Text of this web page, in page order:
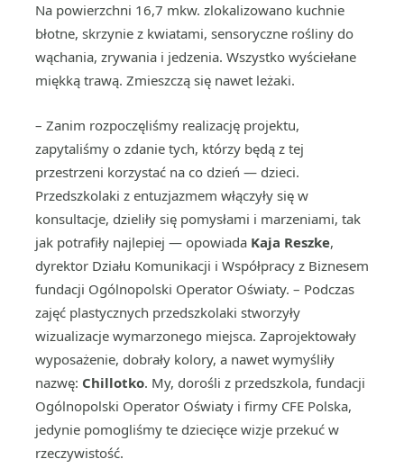
Na powierzchni 16,7 mkw. zlokalizowano kuchnie
błotne, skrzynie z kwiatami, sensoryczne rośliny do
wąchania, zrywania i jedzenia. Wszystko wyściełane
miękką trawą. Zmieszczą się nawet leżaki.
– Zanim rozpoczęliśmy realizację projektu,
zapytaliśmy o zdanie tych, którzy będą z tej
przestrzeni korzystać na co dzień — dzieci.
Przedszkolaki z entuzjazmem włączyły się w
konsultacje, dzieliły się pomysłami i marzeniami, tak
jak potrafiły najlepiej — opowiada Kaja Reszke,
dyrektor Działu Komunikacji i Współpracy z Biznesem
fundacji Ogólnopolski Operator Oświaty. – Podczas
zajęć plastycznych przedszkolaki stworzyły
wizualizacje wymarzonego miejsca. Zaprojektowały
wyposażenie, dobrały kolory, a nawet wymyśliły
nazwę: Chillotko. My, dorośli z przedszkola, fundacji
Ogólnopolski Operator Oświaty i firmy CFE Polska,
jedynie pomogliśmy te dziecięce wizje przekuć w
rzeczywistość.